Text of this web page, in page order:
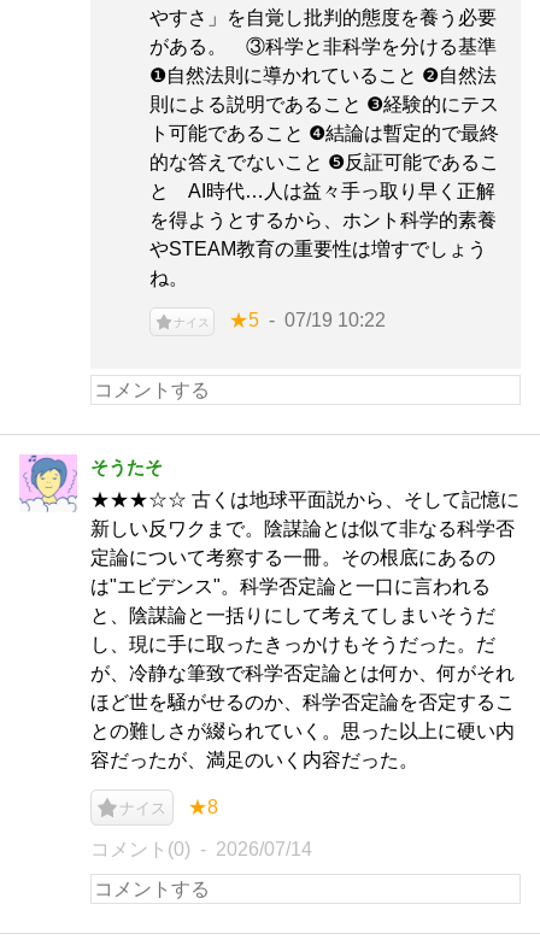
やすさ」を自覚し批判的態度を養う必要
がある。 ③科学と非科学を分ける基準
❶自然法則に導かれていること ❷自然法
則による説明であること ❸経験的にテス
ト可能であること ❹結論は暫定的で最終
的な答えでないこと ❺反証可能であるこ
と AI時代…人は益々手っ取り早く正解
を得ようとするから、ホント科学的素養
やSTEAM教育の重要性は増すでしょう
ね。
ナイス ★5 07/19 10:22
そうたそ
★★★☆☆ 古くは地球平面説から、そして記憶に
新しい反ワクまで。陰謀論とは似て非なる科学否
定論について考察する一冊。その根底にあるの
は"エビデンス"。科学否定論と一口に言われる
と、陰謀論と一括りにして考えてしまいそうだ
し、現に手に取ったきっかけもそうだった。だ
が、冷静な筆致で科学否定論とは何か、何がそれ
ほど世を騒がせるのか、科学否定論を否定するこ
との難しさが綴られていく。思った以上に硬い内
容だったが、満足のいく内容だった。
ナイス ★8
コメント(0) 2026/07/14